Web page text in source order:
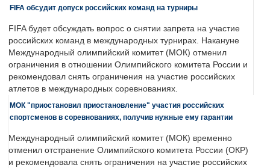
FIFA обсудит допуск российских команд на турниры
FIFA будет обсуждать вопрос о снятии запрета на участие
российских команд в международных турнирах. Накануне
Международный олимпийский комитет (МОК) отменил
ограничения в отношении Олимпийского комитета России и
рекомендовал снять ограничения на участие российских
атлетов в международных соревнованиях.
МОК "приостановил приостановление" участия российских
спортсменов в соревнованиях, получив нужные ему гарантии
Международный олимпийский комитет (МОК) временно
отменил отстранение Олимпийского комитета России (ОКР)
и рекомендовала снять ограничения на участие российских